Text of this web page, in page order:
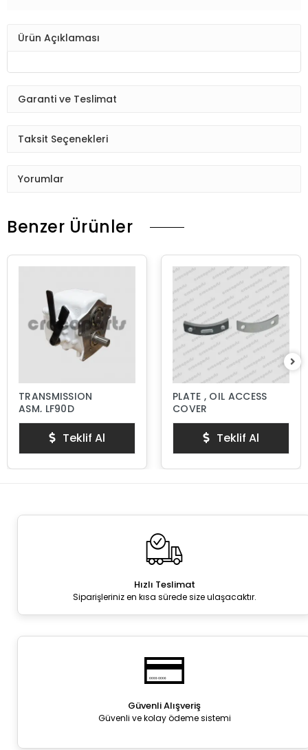
Ürün Açıklaması
Garanti ve Teslimat
Taksit Seçenekleri
Yorumlar
Benzer Ürünler
TRANSMISSION
ASM, LF90D
Teklif Al
PLATE , OIL ACCESS
COVER
Teklif Al
Hızlı Teslimat
Siparişleriniz en kısa sürede size ulaşacaktır.
Güvenli Alışveriş
Güvenli ve kolay ödeme sistemi